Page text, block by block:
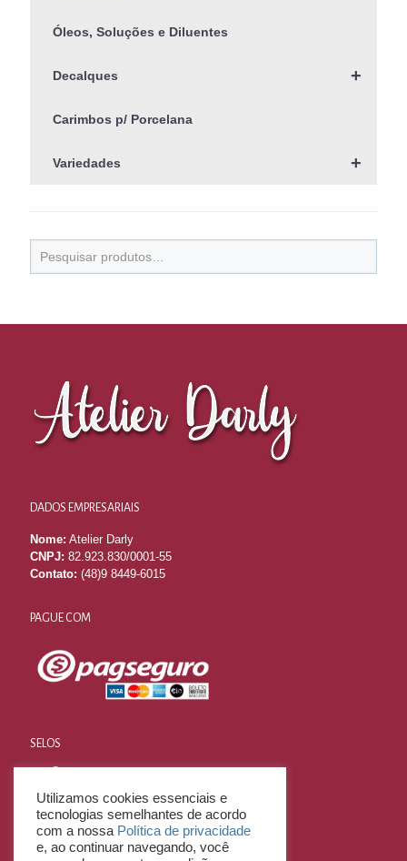
Óleos, Soluções e Diluentes
+
Decalques
Carimbos p/ Porcelana
+
Variedades
DADOS EMPRESARIAIS
Nome: Atelier Darly
CNPJ: 82.923.830/0001-55
Contato: (48)9 8449-6015
PAGUE COM
SELOS
Utilizamos cookies essenciais e
tecnologias semelhantes de acordo
com a nossa Política de privacidade
e, ao continuar navegando, você